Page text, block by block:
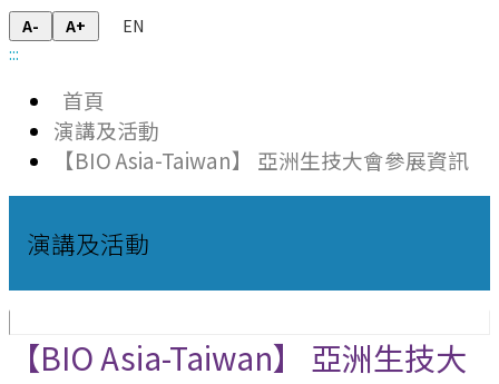
A- A+
EN
:::
首頁
演講及活動
【BIO Asia-Taiwan】 亞洲生技大會參展資訊
演講及活動
【BIO Asia-Taiwan】 亞洲生技大